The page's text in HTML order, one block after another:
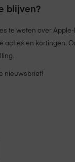
blijven?
te weten over
acties en kortingen.
nieuwsbrief!